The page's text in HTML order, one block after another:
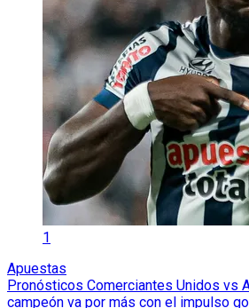
1
Apuestas
Pronósticos Comerciantes Unidos vs
campeón va por más con el impulso